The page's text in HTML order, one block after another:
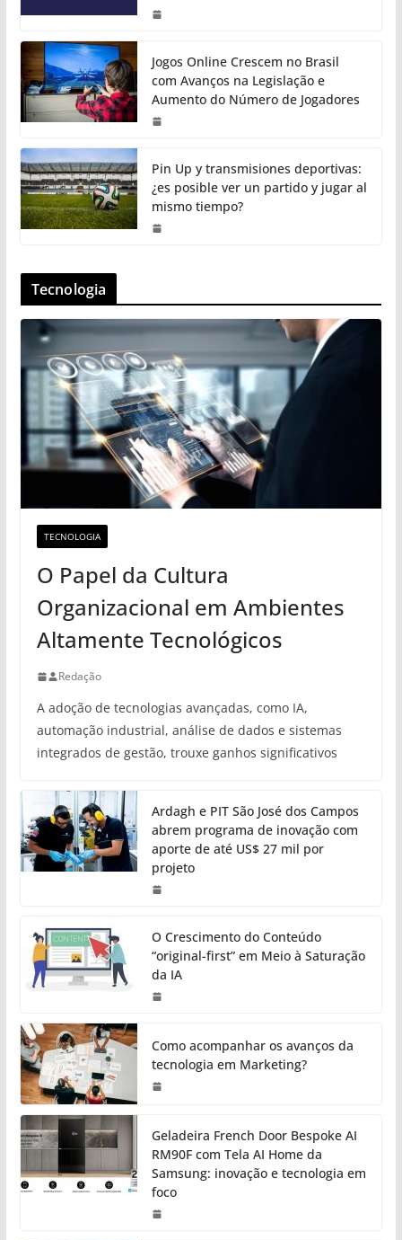
Jogos Online Crescem no Brasil
com Avanços na Legislação e
Aumento do Número de Jogadores
Pin Up y transmisiones deportivas:
¿es posible ver un partido y jugar al
mismo tiempo?
Tecnologia
TECNOLOGIA
O Papel da Cultura
Organizacional em Ambientes
Altamente Tecnológicos
Redação
A adoção de tecnologias avançadas, como IA,
automação industrial, análise de dados e sistemas
integrados de gestão, trouxe ganhos significativos
Ardagh e PIT São José dos Campos
abrem programa de inovação com
aporte de até US$ 27 mil por
projeto
O Crescimento do Conteúdo
“original-first” em Meio à Saturação
da IA
Como acompanhar os avanços da
tecnologia em Marketing?
Geladeira French Door Bespoke AI
RM90F com Tela AI Home da
Samsung: inovação e tecnologia em
foco